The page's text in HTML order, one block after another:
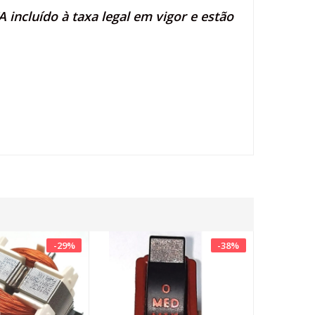
incluído à taxa legal em vigor e estão
-29% -38%